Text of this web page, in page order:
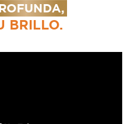
BRILLO.